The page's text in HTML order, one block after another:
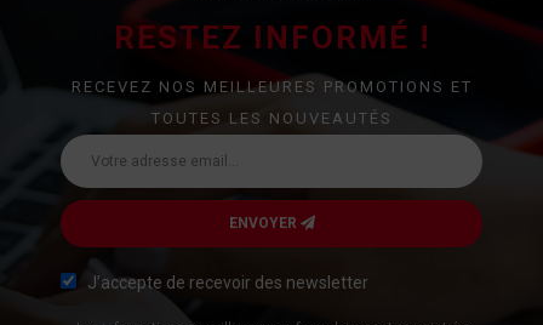
RESTEZ INFORMÉ !
RECEVEZ NOS MEILLEURES PROMOTIONS ET
TOUTES LES NOUVEAUTÉS
ENVOYER
J’accepte de recevoir des newsletter